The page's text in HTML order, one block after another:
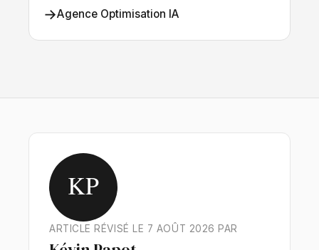
→Agence Optimisation IA
KP
ARTICLE RÉVISÉ LE 7 AOÛT 2026 PAR